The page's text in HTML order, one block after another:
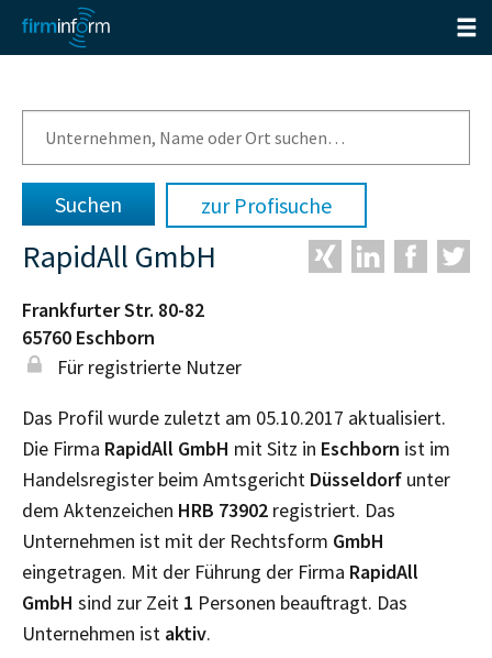
zur Profisuche
RapidAll GmbH
Frankfurter Str. 80-82
65760 Eschborn
Für registrierte Nutzer
Das Profil wurde zuletzt am 05.10.2017 aktualisiert.
Die Firma RapidAll GmbH mit Sitz in Eschborn ist im
Handelsregister beim Amtsgericht Düsseldorf unter
dem Aktenzeichen HRB 73902 registriert. Das
Unternehmen ist mit der Rechtsform GmbH
eingetragen. Mit der Führung der Firma RapidAll
GmbH sind zur Zeit 1 Personen beauftragt. Das
Unternehmen ist aktiv.